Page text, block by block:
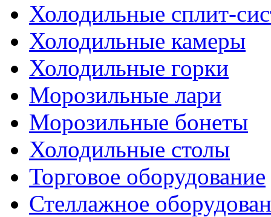
Холодильные сплит-
Холодильные камеры
Холодильные горки
Морозильные лари
Морозильные бонеты
Холодильные столы
Торговое оборудование
Стеллажное